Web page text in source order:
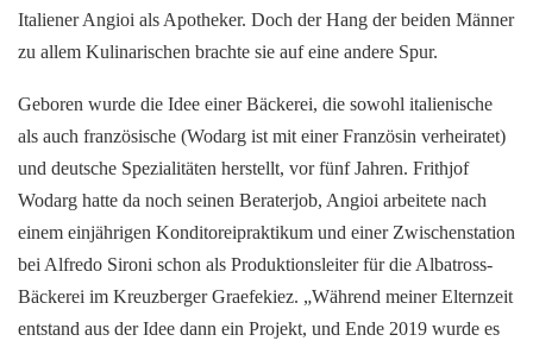
Italiener Angioi als Apotheker. Doch der Hang der beiden Männer
zu allem Kulinarischen brachte sie auf eine andere Spur.
Geboren wurde die Idee einer Bäckerei, die sowohl italienische
als auch französische (Wodarg ist mit einer Französin verheiratet)
und deutsche Spezialitäten herstellt, vor fünf Jahren. Frithjof
Wodarg hatte da noch seinen Beraterjob, Angioi arbeitete nach
einem einjährigen Konditoreipraktikum und einer Zwischenstation
bei Alfredo Sironi schon als Produktionsleiter für die Albatross-
Bäckerei im Kreuzberger Graefekiez. „Während meiner Elternzeit
entstand aus der Idee dann ein Projekt, und Ende 2019 wurde es